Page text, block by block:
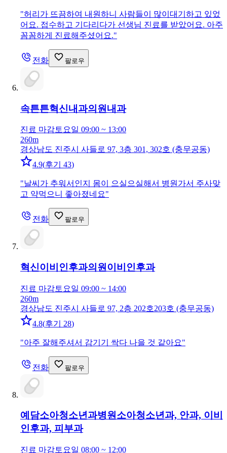
"허리가 뜨끔하여 내원하니 사람들이 많이대기하고 있었
어요. 접수하고 기다리다가 선생님 진료를 받았어요. 아주
꼼꼼하게 진료해주셨어요."
전화 팔로우
속튼튼혁신내과의원 내과
진료 마감토요일 09:00 ~ 13:00
260m
경상남도 진주시 사들로 97, 3층 301, 302호 (충무공동)
4.9(후기 43)
"날씨가 추워서인지 몸이 으실으실해서 병원가서 주사맞
고 약먹으니 좋아졌네요"
전화 팔로우
혁신이비인후과의원 이비인후과
진료 마감토요일 09:00 ~ 14:00
260m
경상남도 진주시 사들로 97, 2층 202호203호 (충무공동)
4.8(후기 28)
"아주 잘해주셔서 감기기 싹다 나을 것 같아요"
전화 팔로우
예담소아청소년과병원소아청소년과, 안과, 이비
인후과, 피부과
진료 마감토요일 08:00 ~ 12:00